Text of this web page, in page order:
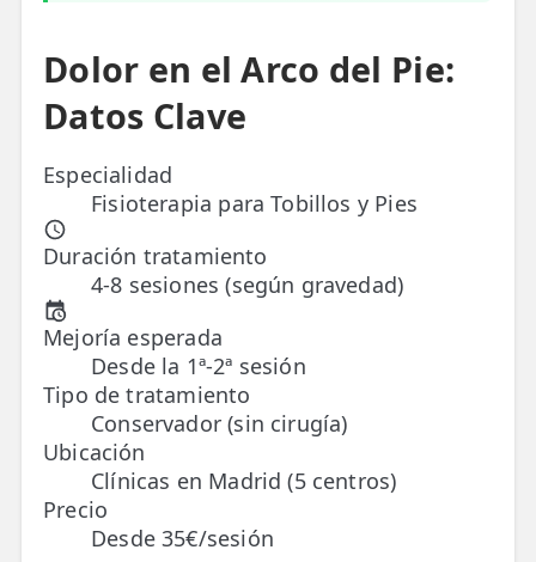
ESPECIALIDADES
🦴 Osteopatía
🫶 Suelo Pélvico
💆 Masajes Madrid
🏅 Fisioterapia Deportiva
🧠 Fisioterapia Neurológica
🧍 Fisioterapia Vestibular
🫁 Fisioterapia Respiratoria
👶 Fisioterapia Pediátrica
Dolor en el Arco del Pie:
Datos Clave
Especialidad
Fisioterapia para Tobillos y Pies
Duración tratamiento
4-8 sesiones (según gravedad)
Mejoría esperada
Desde la 1ª-2ª sesión
Tipo de tratamiento
Conservador (sin cirugía)
Ubicación
Clínicas en Madrid (5 centros)
Precio
Desde 35€/sesión